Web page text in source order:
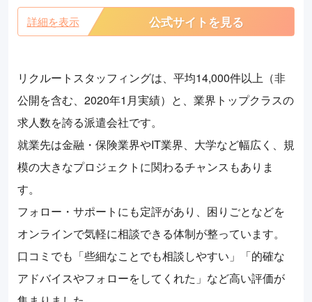
詳細を表示 公式サイトを見る
リクルートスタッフィングは、平均14,000件以上（非
公開を含む、2020年1月実績）と、業界トップクラスの
求人数を誇る派遣会社です。
就業先は金融・保険業界やIT業界、大学など幅広く、規
模の大きなプロジェクトに関わるチャンスもありま
す。
フォロー・サポートにも定評があり、困りごとなどを
オンラインで気軽に相談できる体制が整っています。
口コミでも「些細なことでも相談しやすい」「的確な
アドバイスやフォローをしてくれた」など高い評価が